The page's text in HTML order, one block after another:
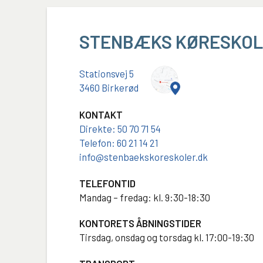
STENBÆKS
Stationsvej 5
3460 Birkerød
KONTAKT
Direkte: 50 70 71 54
Telefon: 60 21 14 21
info@stenbaekskoreskoler.dk
TELEFONTID
Mandag – fredag: kl. 9:30-18:30
KONTORETS ÅBNINGSTIDER
Tirsdag, onsdag og torsdag kl. 17:00-19:30